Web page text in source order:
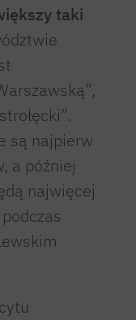
taki
są najpierw
a później
najwięcej